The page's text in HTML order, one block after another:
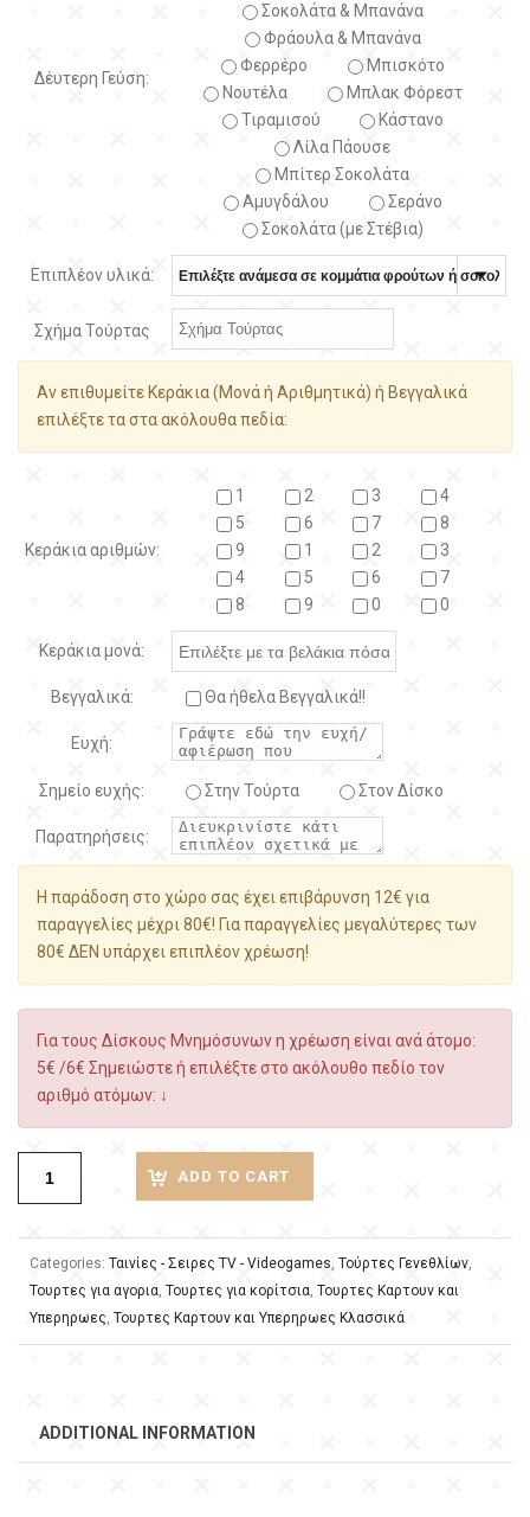
Δέυτερη Γεύση:
Σοκολάτα & Μπανάνα
Φράουλα & Μπανάνα
Φερρέρο
Μπισκότο
Νουτέλα
Μπλακ Φόρεστ
Τιραμισού
Κάστανο
Λίλα Πάουσε
Μπίτερ Σοκολάτα
Αμυγδάλου
Σεράνο
Σοκολάτα (με Στέβια)
Επιπλέον υλικά:
Σχήμα Τούρτας
Αν επιθυμείτε Κεράκια (Μονά ή Αριθμητικά) ή Βεγγαλικά
επιλέξτε τα στα ακόλουθα πεδία:
Κεράκια αριθμών:
1 2 3
4
5
6 7
8
9
1 2
3
4
5 6
7
8
9 0 0
Κεράκια μονά:
Βεγγαλικά: Θα ήθελα Βεγγαλικά!!
Ευχή:
Σημείο ευχής: Στην Τούρτα Στον Δίσκο
Παρατηρήσεις:
Η παράδοση στο χώρο σας έχει επιβάρυνση 12€ για
παραγγελίες μέχρι 80€! Για παραγγελίες μεγαλύτερες των
80€ ΔΕΝ υπάρχει επιπλέον χρέωση!
Για τους Δίσκους Μνημόσυνων η χρέωση είναι ανά άτομο:
5€ /6€ Σημειώστε ή επιλέξτε στο ακόλουθο πεδίο τον
αριθμό ατόμων: ↓
ADD TO CART
Categories: Ταινίες - Σειρες TV - Videogames, Τούρτες Γενεθλίων,
Τουρτες για αγορια, Τουρτες για κορίτσια, Τουρτες Καρτουν και
Υπερηρωες, Τουρτες Καρτουν και Υπερηρωες Κλασσικά
ADDITIONAL INFORMATION